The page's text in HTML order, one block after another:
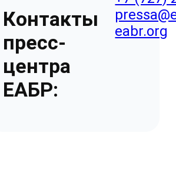
Контакты
пресс-
центра
ЕАБР:
eabr.org